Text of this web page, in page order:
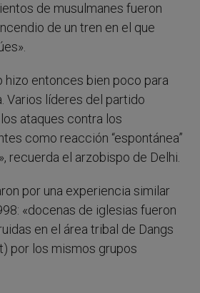
de musulmanes fueron
de un tren en el que
hizo entonces bien poco para
Varios líderes del partido
ataques contra los
como reacción “espontánea”
recuerda el arzobispo de Delhi.
por una experiencia similar
«docenas de iglesias fueron
en el área tribal de Dangs
por los mismos grupos